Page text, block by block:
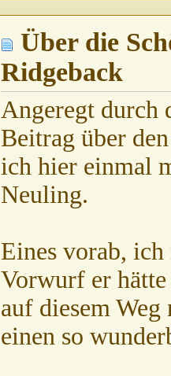
Über die
Ridgeback
Angeregt durch
Beitrag über
ich hier einmal
Neuling.
Eines vorab,
Vorwurf er
auf diesem
einen so